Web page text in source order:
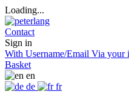
Loading...
Contact
Sign in
With Username/Email Via your
Basket
en
de
fr